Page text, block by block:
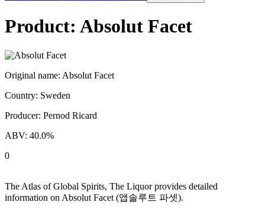
Product: Absolut Facet
Original name: Absolut Facet
Country: Sweden
Producer: Pernod Ricard
ABV: 40.0%
0
The Atlas of Global Spirits, The Liquor provides detailed
information on Absolut Facet (앱솔루트 파셋).